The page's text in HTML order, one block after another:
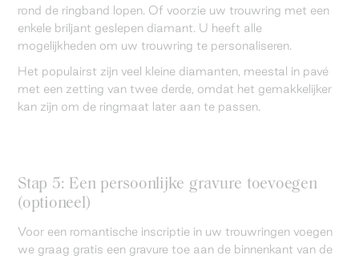
rond de ringband lopen. Of voorzie uw trouwring met een
enkele briljant geslepen diamant. U heeft alle
mogelijkheden om uw trouwring te personaliseren.
Het populairst zijn veel kleine diamanten, meestal in pavé
met een zetting van twee derde, omdat het gemakkelijker
kan zijn om de ringmaat later aan te passen.
Stap 5: Een persoonlijke gravure toevoegen
(optioneel)
Voor een romantische inscriptie in uw trouwringen voegen
we graag gratis een gravure toe aan de binnenkant van de